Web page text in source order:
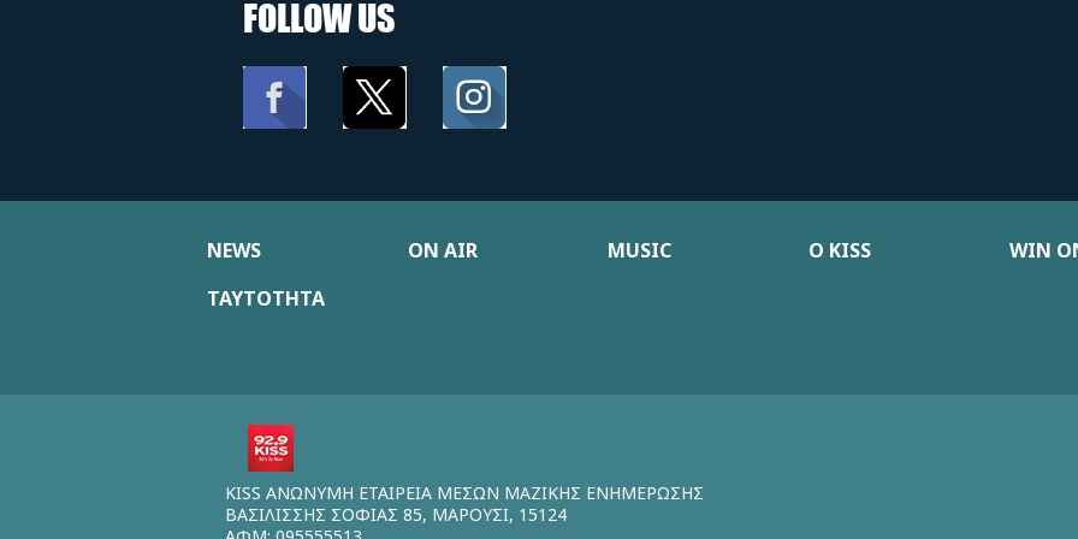
FOLLOW US
NEWS ON AIR MUSIC Ο KISS WIN
ΤΑΥΤΟΤΗΤΑ
KISS ΑΝΩΝΥΜΗ ΕΤΑΙΡΕΙΑ ΜΕΣΩΝ ΜΑΖΙΚΗΣ ΕΝΗΜΕΡΩΣΗΣ
ΒΑΣΙΛΙΣΣΗΣ ΣΟΦΙΑΣ 85, ΜΑΡΟΥΣΙ, 15124